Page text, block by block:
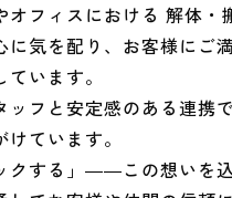
オフィスにおける 解体・
に気を配り、お客様にご
います。
ッフと安定感のある連携
ています。
クする」――この想いを